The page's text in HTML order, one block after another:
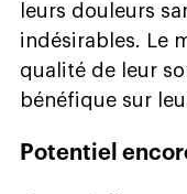
leurs douleurs
indésirables. Le
qualité de leur
bénéfique sur
Potentiel